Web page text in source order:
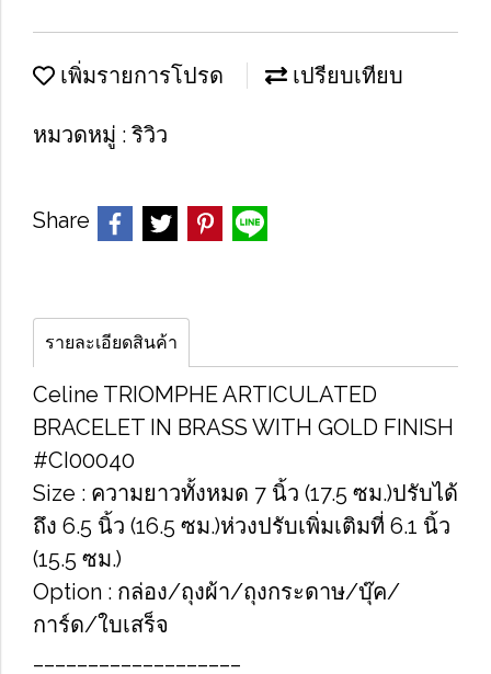
เพิ่มรายการโปรด เปรียบเทียบ
หมวดหมู่ : ริวิว
Share
รายละเอียดสินค้า
Celine TRIOMPHE ARTICULATED
BRACELET IN BRASS WITH GOLD FINISH
#CI00040
Size : ความยาวทั้งหมด 7 นิ้ว (17.5 ซม.)ปรับได้
ถึง 6.5 นิ้ว (16.5 ซม.)ห่วงปรับเพิ่มเติมที่ 6.1 นิ้ว
(15.5 ซม.)
Option : กล่อง/ถุงผ้า/ถุงกระดาษ/บุ๊ค/
การ์ด/ใบเสร็จ